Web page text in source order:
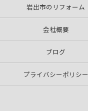
岩出市のリフォーム
会社概要
ブログ
プライバシーポリシー